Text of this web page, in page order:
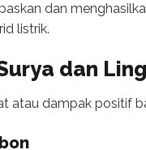
dan
listrik.
dan
atau dampak positif